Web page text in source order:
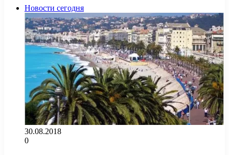
Новости сегодня
30.08.2018
0